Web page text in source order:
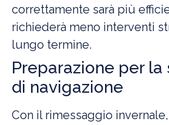
correttamente sarà più
richiederà meno interventi
lungo termine.
Preparazione per la
di navigazione
Con il rimessaggio